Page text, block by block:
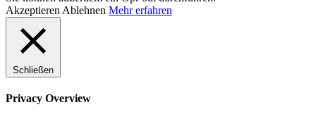
Akzeptieren Ablehnen Mehr erfahren
Schließen
Privacy Overview